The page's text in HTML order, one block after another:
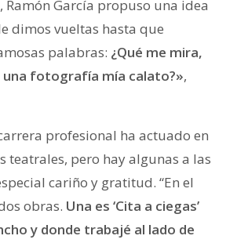
Ramón García propuso una idea
dimos vueltas hasta que
palabras: ¿Qué me mira,
una fotografía mía calato?»,
profesional ha actuado en
teatrales, pero hay algunas a las
cariño y gratitud. “En el
obras. Una es ‘Cita a ciegas’
y donde trabajé al lado de